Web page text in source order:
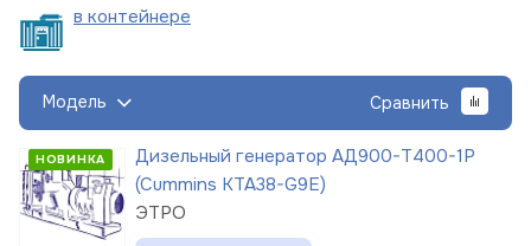
в контейнере
Модель Сравнить
НОВИНКА
Дизельный генератор АД900-Т400-1Р
(Cummins KTA38-G9E)
ЭТРО